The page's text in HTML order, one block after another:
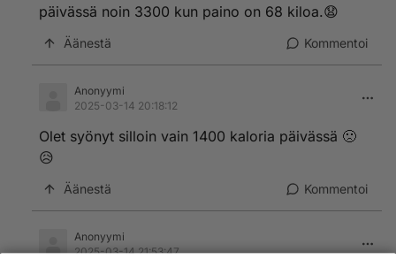
päivässä noin 3300 kun paino on 68 kiloa.😧
Äänestä Kommentoi
Anonyymi
2025-03-14 20:18:12
Olet syönyt silloin vain 1400 kaloria päivässä 🙁
😥
Äänestä Kommentoi
Anonyymi
2025-03-14 21:53:47